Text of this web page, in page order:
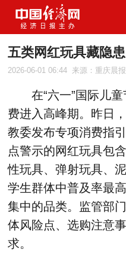
五类网红玩具藏隐
2026-06-01 06:44 来源：重庆晨报
在“六一”国际儿
费进入高峰期。昨日
教委发布专项消费指
点警示的网红玩具包
性玩具、弹射玩具、
学生群体中普及率最
集中的品类。监管部
体风险点、选购注意
求。